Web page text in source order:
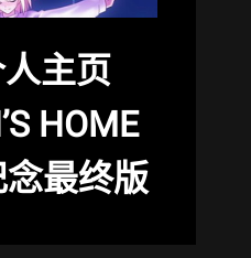
主页
HOME
最终版